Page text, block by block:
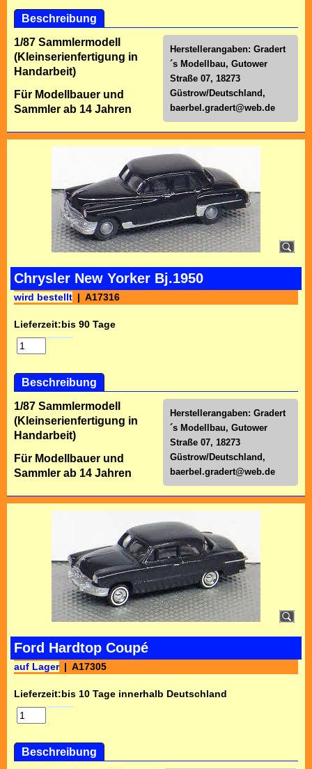
Beschreibung
Herstellerangaben: Gradert
´s Modellbau, Gutower
Straße 07, 18273
Güstrow/Deutschland,
baerbel.gradert@web.de
1/87 Sammlermodell
(Kleinserienfertigung in
Handarbeit)
Für Modellbauer und
Sammler ab 14 Jahren
Chrysler New Yorker Bj.1950
wird bestellt A17316
Lieferzeit:bis 90 Tage
Beschreibung
Herstellerangaben: Gradert
´s Modellbau, Gutower
Straße 07, 18273
Güstrow/Deutschland,
baerbel.gradert@web.de
1/87 Sammlermodell
(Kleinserienfertigung in
Handarbeit)
Für Modellbauer und
Sammler ab 14 Jahren
Ford Hardtop Coupé
auf Lager A17305
Lieferzeit:bis 10 Tage innerhalb Deutschland
Beschreibung